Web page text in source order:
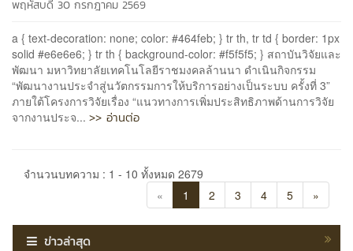
พฤหัสบดี 30 กรกฎาคม 2569
a { text-decoration: none; color: #464feb; } tr th, tr td { border: 1px
solid #e6e6e6; } tr th { background-color: #f5f5f5; } สถาบันวิจัยและ
พัฒนา มหาวิทยาลัยเทคโนโลยีราชมงคลล้านนา ดำเนินกิจกรรม
“พัฒนางานประจำสู่นวัตกรรมการให้บริการอย่างเป็นระบบ ครั้งที่ 3”
ภายใต้โครงการวิจัยเรื่อง “แนวทางการเพิ่มประสิทธิภาพด้านการวิจัย
จากงานประจ... >> อ่านต่อ
จำนวนบทความ : 1 - 10 ทั้งหมด 2679
«
1 2 3 4 5 »
ข่าวล่าสุด